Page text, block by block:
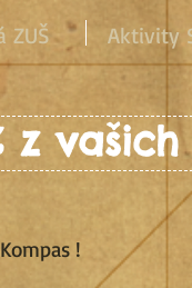
ZUŠ Aktivity
z
!